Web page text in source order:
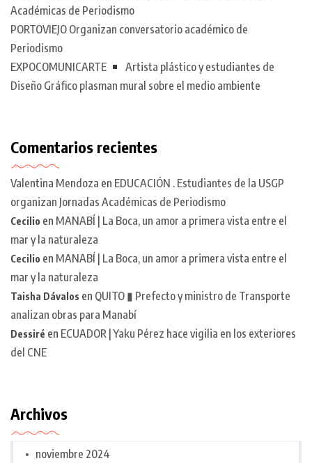
Académicas de Periodismo
PORTOVIEJO Organizan conversatorio académico de
Periodismo
EXPOCOMUNICARTE
Artista plástico y estudiantes de
Diseño Gráfico plasman mural sobre el medio ambiente
Comentarios recientes
Valentina Mendoza en EDUCACIÓN . Estudiantes de la USGP
organizan Jornadas Académicas de Periodismo
Cecilio en MANABÍ | La Boca, un amor a primera vista entre el
mar y la naturaleza
Cecilio en MANABÍ | La Boca, un amor a primera vista entre el
mar y la naturaleza
Taisha Dávalos en QUITO ▮ Prefecto y ministro de Transporte
analizan obras para Manabí
Dessiré en ECUADOR | Yaku Pérez hace vigilia en los exteriores
del CNE
Archivos
noviembre 2024